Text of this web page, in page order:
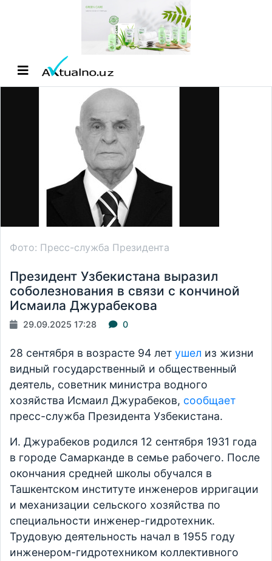
Фото: Пресс-служба Президента
Президент Узбекистана выразил
соболезнования в связи с кончиной
Исмаила Джурабекова
29.09.2025 17:28 0
28 сентября в возрасте 94 лет ушел из жизни
видный государственный и общественный
деятель, советник министра водного
хозяйства Исмаил Джурабеков, сообщает
пресс-служба Президента Узбекистана.
И. Джурабеков родился 12 сентября 1931 года
в городе Самарканде в семье рабочего. После
окончания средней школы обучался в
Ташкентском институте инженеров ирригации
и механизации сельского хозяйства по
специальности инженер-гидротехник.
Трудовую деятельность начал в 1955 году
инженером-гидротехником коллективного